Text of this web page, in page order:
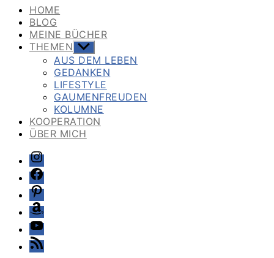
HOME
BLOG
MEINE BÜCHER
THEMEN Untermenü
anzeigen
AUS DEM LEBEN
GEDANKEN
LIFESTYLE
GAUMENFREUDEN
KOLUMNE
KOOPERATION
ÜBER MICH
Instagram
Facebook
Pinterest
Amazon
Youtube
Feed